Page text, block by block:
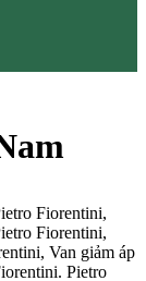
Fiorentini,
Fiorentini,
Van giảm áp
Pietro